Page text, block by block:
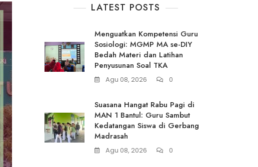
LATEST POSTS
Menguatkan Kompetensi Guru
Sosiologi: MGMP MA se-DIY
Bedah Materi dan Latihan
Penyusunan Soal TKA
Agu 08, 2026 0
Suasana Hangat Rabu Pagi di
MAN 1 Bantul: Guru Sambut
Kedatangan Siswa di Gerbang
Madrasah
Agu 08, 2026 0